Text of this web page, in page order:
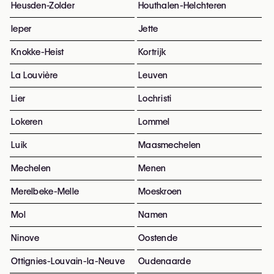
Heusden-Zolder Houthalen-Helchteren
Ieper Jette
Knokke-Heist Kortrijk
La Louvière Leuven
Lier Lochristi
Lokeren Lommel
Luik Maasmechelen
Mechelen Menen
Merelbeke-Melle Moeskroen
Mol Namen
Ninove Oostende
Ottignies-Louvain-la-Neuve Oudenaarde